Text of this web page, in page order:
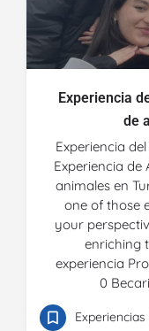
Experiencia
de
Experiencia
Experiencia
animales en
one of those
your
enriching
experiencia
0